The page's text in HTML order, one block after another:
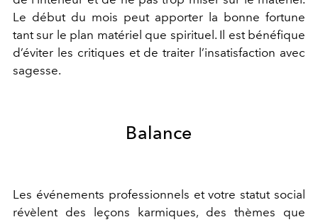
Le début du mois peut apporter la bonne fortune
tant sur le plan matériel que spirituel. Il est bénéfique
d’éviter les critiques et de traiter l’insatisfaction avec
sagesse.
Balance
Les événements professionnels etvotre statut social
révèlentdes leçons karmiques, des thèmes que